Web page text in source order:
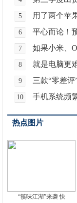
5 用了两个苹
6 平心而论！
7 如果小米、
8 就是电脑更
9 三款“零差
10 手机系统频
热点图片
“筷味江湖”来袭 快